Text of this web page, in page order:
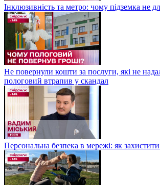
Інклюзивність та метро: чому підземка не
Не повернули кошти за послуги, які не
пологовий втрапив у скандал
Персональна безпека в мережі: як захистити